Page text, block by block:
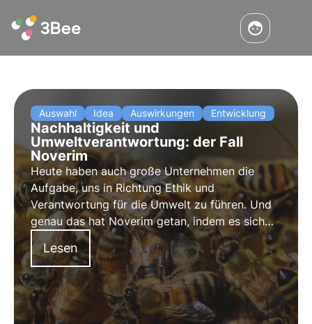
Auswahl Idea Auswirkungen Entwicklung
Nachhaltigkeit und
Umweltverantwortung: der Fall
Noverim
Heute haben auch große Unternehmen die
Aufgabe, uns in Richtung Ethik und
Verantwortung für die Umwelt zu führen. Und
genau das hat Noverim getan, indem es sich
dem Projekt Pollinate the future von 3Bee
angeschlossen hat.
Lesen